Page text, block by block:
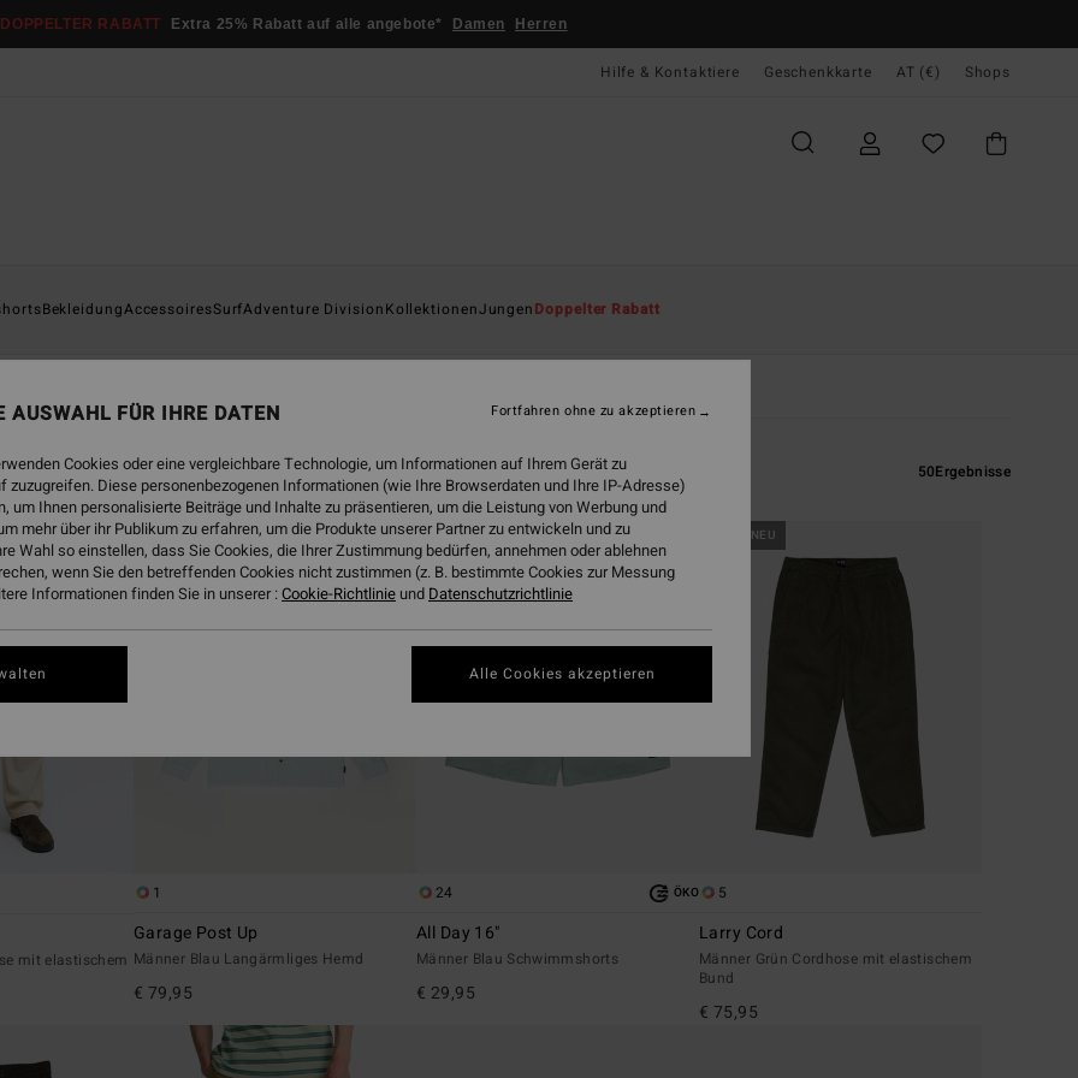
DOPPELTER RABATT Extra 25% Rabatt auf alle angebote* Damen Herren
Hilfe & Kontaktiere Geschenkkarte AT (€) Shops
BekleidungAccessoiresSurfAdventure DivisionKollektionenJungenDoppelter Rabatt
50Ergebnisse
mit elastischem
BRANDNEU
1
Garage Post Up
Männer Blau Langärmliges Hemd
€ 79,95
BRANDNEU
24 ÖKO
All Day 16"
Männer Blau Schwimmshorts
€ 29,95
BRANDNEU
5
Larry Cord
Männer Grün Cordhose mit elastischem
Bund
€ 75,95
AUSWAHL FÜR IHRE DATEN
Cookies oder eine vergleichbare Technologie, um Informationen auf Ihrem Gerät zu
zuzugreifen. Diese personenbezogenen Informationen (wie Ihre Browserdaten und Ihre IP-Adresse)
um Ihnen personalisierte Beiträge und Inhalte zu präsentieren, um die Leistung von Werbung und
mehr über ihr Publikum zu erfahren, um die Produkte unserer Partner zu entwickeln und zu
Wahl so einstellen, dass Sie Cookies, die Ihrer Zustimmung bedürfen, annehmen oder ablehnen
wenn Sie den betreffenden Cookies nicht zustimmen (z. B. bestimmte Cookies zur Messung
Informationen finden Sie in unserer :Cookie-Richtlinie und Datenschutzrichtlinie
Fortfahren ohne zu akzeptieren
Alle Cookies akzeptieren